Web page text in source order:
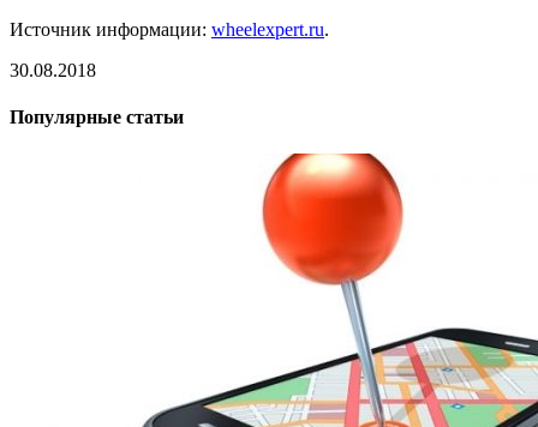
Источник информации: wheelexpert.ru.
30.08.2018
Популярные статьи